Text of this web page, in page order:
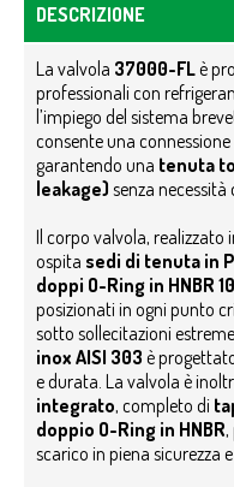
DESCRIZIONE
La valvola 37000-FLè
professionali con
l’impiego del sistema
consente una connessione
garantendo una tenuta
leakage) senza necessità
Il corpo valvola, realizzato
ospita sedi di tenuta in
doppi O-Ring in HNBR
posizionati in ogni punto
sotto sollecitazioni
inox AISI 303 è
e durata. La valvola è
integrato, completo di
doppio O-Ring in HNBR,
scarico in piena sicurezza